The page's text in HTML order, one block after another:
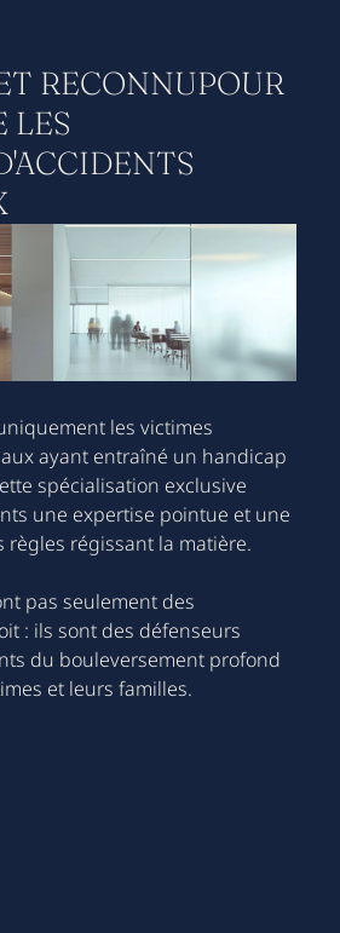
RECONNUPOUR
LES
les victimes
ayant entraîné un handicap
spécialisation exclusive
une expertise pointue et une
règles régissant la matière.
pas seulement des
: ils sont des défenseurs
du bouleversement profond
et leurs familles.